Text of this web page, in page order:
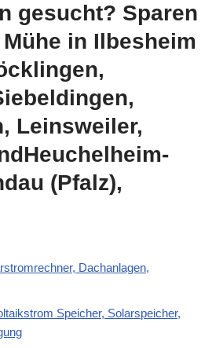
gesucht? Sparen
in Ilbesheim
Leinsweiler,
(Pfalz),
Dachanlagen,
Speicher, Solarspeicher,